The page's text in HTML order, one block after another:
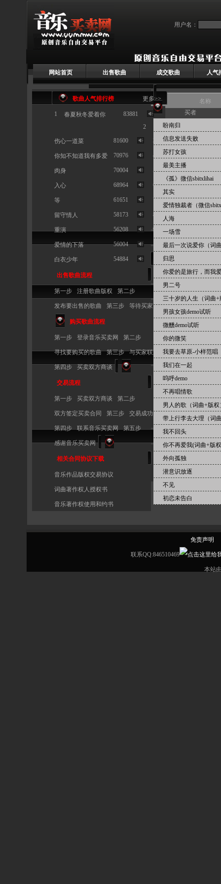
用户名：
网站首页 出售歌曲 成交歌曲 人气
歌曲人气排行榜 更多>>
1 春夏秋冬爱着你
83881
2
伤心一道菜 81600 3
你知不知道我有多爱 70976 4
肉身 70004 5
入心 68964 6
等 61651 7
留守情人 58173 8
重演 56208 9
爱情的下落 56004 10
白衣少年 54884
出售歌曲流程
第一步 注册歌曲版权 第二步
发布要出售的歌曲 第三步 等待买家
购买歌曲流程
第一步 登录音乐买卖网 第二步
寻找要购买的歌曲 第三步 与买家联系
第四步 买卖双方商谈
交易流程
第一步 买卖双方商谈 第二步
双方签定买卖合同 第三步 交易成功
第四步 联系音乐买卖网 第五步
感谢音乐买卖网
相关合同协议下载
音乐作品版权交易协议
词曲著作权人授权书
音乐著作权使用和约书
首页 > 已售歌曲
名称
买者
盼南归
信息发送失败
苏打女孩
最美主播
《孤》微信sbitxlihai
其实
爱情独裁者（微信
人海
一场雪
最后一次说爱你（词
归思
你爱的是旅行，而我
男二号
三十岁的人生（词曲+
男孩女孩demo试听
微醺demo试听
你的微笑
我要去草原-小样范唱
我们在一起
呜呼demo
不再唱情歌
男人的歌（词曲+版权
带上行李去大理（词
我不回头
你不再爱我(词曲+版
外向孤独
潜意识放逐
不见
初恋未告白
免责声明
联系QQ:846510469
本站